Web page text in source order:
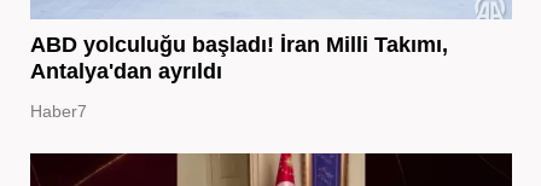
ABD yolculuğu başladı! İran Milli Takımı,
Antalya'dan ayrıldı
Haber7